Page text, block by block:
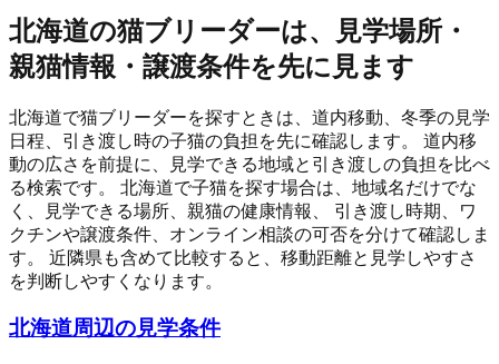
北海道の猫ブリーダーは、見学場所・
親猫情報・譲渡条件を先に見ます
北海道で猫ブリーダーを探すときは、道内移動、冬季の見学
日程、引き渡し時の子猫の負担を先に確認します。 道内移
動の広さを前提に、見学できる地域と引き渡しの負担を比べ
る検索です。 北海道で子猫を探す場合は、地域名だけでな
く、見学できる場所、親猫の健康情報、 引き渡し時期、ワ
クチンや譲渡条件、オンライン相談の可否を分けて確認しま
す。 近隣県も含めて比較すると、移動距離と見学しやすさ
を判断しやすくなります。
北海道周辺の見学条件